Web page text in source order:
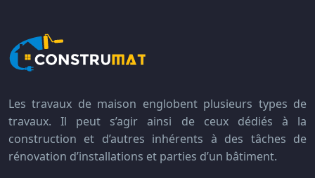
Les travaux de maison englobent plusieurs types de
travaux. Il peut s’agir ainsi de ceux dédiés à la
construction et d’autres inhérents à des tâches de
rénovation d’installations et parties d’un bâtiment.